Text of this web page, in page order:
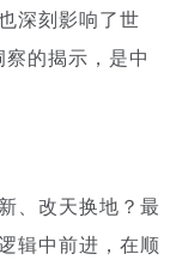
深刻影响了世
的揭示，是中
、改天换地？最
辑中前进，在顺